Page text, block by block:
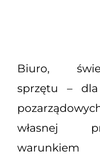
Biuro,
sprzętu –
własnej